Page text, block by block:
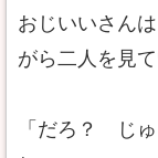
おじいいさん
がら二人を見て
「だろ？ じ